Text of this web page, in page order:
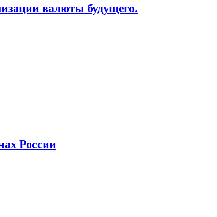
валюты будущего.
России